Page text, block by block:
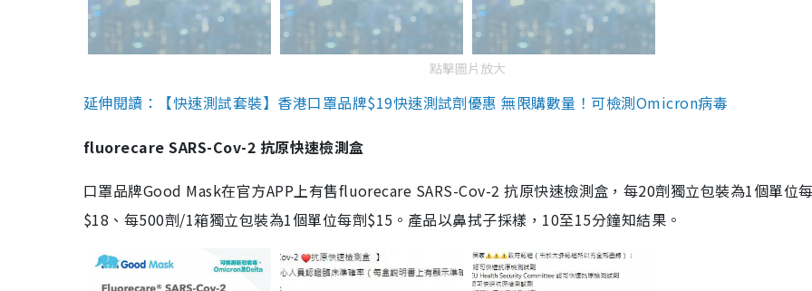
點擊圖片放大
延伸閱讀：【快速測試套裝】香港口罩品牌$19快速測試劑優惠 無限購數量！可檢測Omicron病毒
fluorecare SARS-Cov-2 抗原快速檢測盒
口罩品牌Good Mask在官方APP上有售fluorecare SARS-Cov-2 抗原快速檢測盒，每20劑獨立包裝為1個單位
$18、每500劑/1箱獨立包裝為1個單位每劑$15。產品以鼻拭子採樣，10至15分鐘知結果。